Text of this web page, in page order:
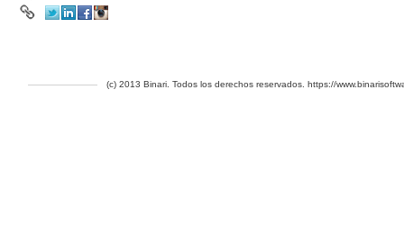
(c) 2013 Binari. Todos los derechos reservados. https://